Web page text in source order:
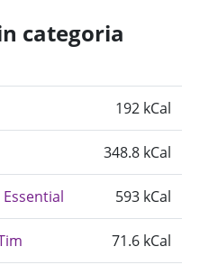
categoria
192 kCal
348.8 kCal
593 kCal
71.6 kCal